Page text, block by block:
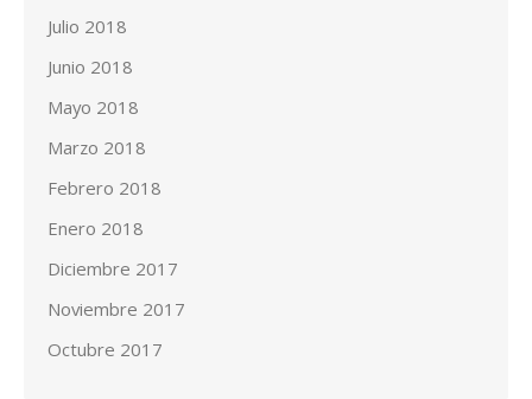
Julio 2018
Junio 2018
Mayo 2018
Marzo 2018
Febrero 2018
Enero 2018
Diciembre 2017
Noviembre 2017
Octubre 2017